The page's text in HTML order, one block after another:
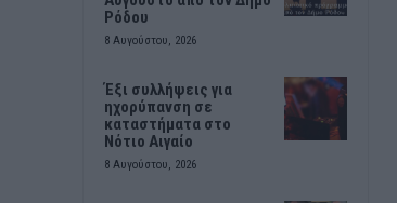
Ρόδου
8 Αυγούστου, 2026
Έξι συλλήψεις για
ηχορύπανση σε
καταστήματα στο
Νότιο Αιγαίο
8 Αυγούστου, 2026